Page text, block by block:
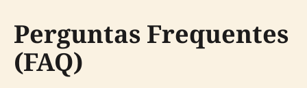
Perguntas Frequentes
(FAQ)